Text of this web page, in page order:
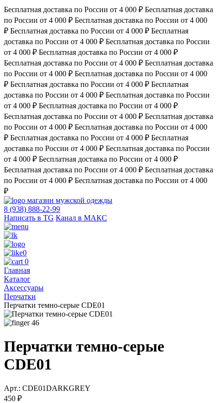
Бесплатная доставка по России от 4 000 ₽ Бесплатная доставка
по России от 4 000 ₽ Бесплатная доставка по России от 4 000
₽ Бесплатная доставка по России от 4 000 ₽ Бесплатная
доставка по России от 4 000 ₽ Бесплатная доставка по России
от 4 000 ₽ Бесплатная доставка по России от 4 000 ₽
Бесплатная доставка по России от 4 000 ₽ Бесплатная доставка
по России от 4 000 ₽ Бесплатная доставка по России от 4 000
₽ Бесплатная доставка по России от 4 000 ₽ Бесплатная
доставка по России от 4 000 ₽ Бесплатная доставка по России
от 4 000 ₽ Бесплатная доставка по России от 4 000 ₽
Бесплатная доставка по России от 4 000 ₽ Бесплатная доставка
по России от 4 000 ₽ Бесплатная доставка по России от 4 000
₽ Бесплатная доставка по России от 4 000 ₽ Бесплатная
доставка по России от 4 000 ₽ Бесплатная доставка по России
от 4 000 ₽ Бесплатная доставка по России от 4 000 ₽
Бесплатная доставка по России от 4 000 ₽ Бесплатная доставка
по России от 4 000 ₽ Бесплатная доставка по России от 4 000
₽
магазин мужской одежды
8 (938) 888-22-99
Написать в TG Канал в МАКС
0
0
Главная
Каталог
Аксессуары
Перчатки
Перчатки темно-серые CDE01
46
Перчатки темно-серые
CDE01
Арт.: CDE01DARKGREY
450 ₽